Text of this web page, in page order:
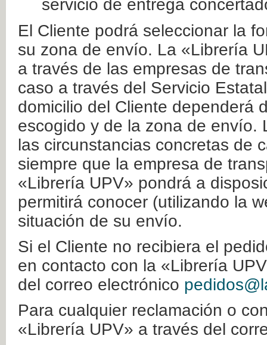
servicio de entrega
El Cliente podrá seleccionar la
su zona de envío. La «Librería
a través de las empresas de
caso a través del Servicio
domicilio del Cliente dependerá
escogido y de la zona de envío.
las circunstancias concretas de
siempre que la empresa de
«Librería UPV» pondrá a
permitirá conocer (utilizando la
situación de su envío.
Si el Cliente no recibiera el
en contacto con la «Librería
del correo electrónico
Para cualquier reclamación o
«Librería UPV» a través del